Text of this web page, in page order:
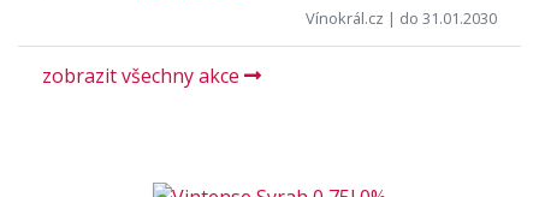
Vínokrál.cz | do 31.01.2030
zobrazit všechny akce